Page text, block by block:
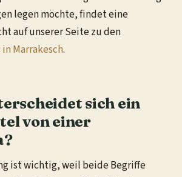
legen möchte, findet eine
auf unserer Seite zu den
Marrakesch.
sich ein
von einer
ist wichtig, weil beide Begriffe